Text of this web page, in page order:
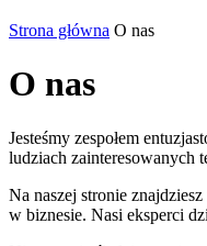
Strona główna O nas
O nas
Jesteśmy zespołem
ludziach zainteresowanych
Na naszej stronie
w biznesie. Nasi eksperci